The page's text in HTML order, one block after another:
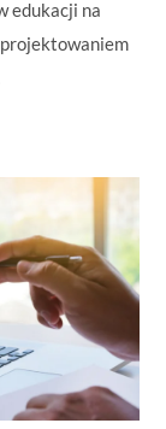
edukacji na